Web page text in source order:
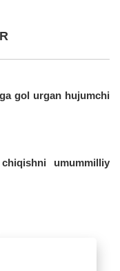
gol urgan hujumchi
umummilliy